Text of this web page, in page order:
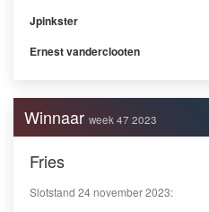
Jpinkster
Ernest vanderclooten
Winnaar week 47 2023
Fries
Slotstand 24 november 2023: